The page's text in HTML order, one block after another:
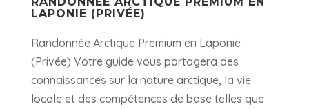
LAPONIE (PRIVÉE)
Randonnée Arctique Premium en Laponie
(Privée) Votre guide vous partagera des
connaissances sur la nature arctique, la vie
locale et des compétences de base telles que